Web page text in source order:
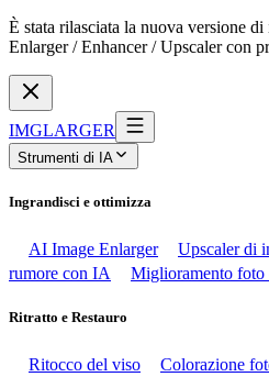
È stata rilasciata la nuova versione
Enlarger / Enhancer / Upscaler con
IMGLARGER
Strumenti di IA
Ingrandisci e ottimizza
AI Image Enlarger Upscaler di
rumore con IA
Miglioramento foto
Ritratto e Restauro
Ritocco del viso Colorazione